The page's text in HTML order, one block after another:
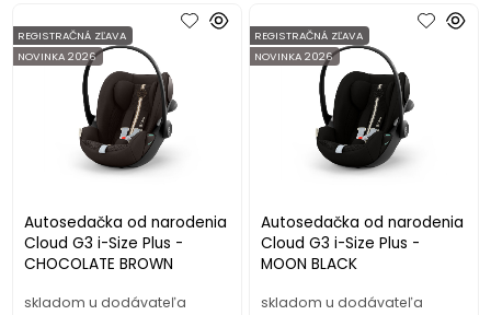
Autosedačka od narodenia
Cloud G3 i-Size Plus -
CHOCOLATE BROWN
REGISTRAČNÁ ZĽAVA
NOVINKA 2026
skladom u dodávateľa
Autosedačka od narodenia
Cloud G3 i-Size Plus -
MOON BLACK
REGISTRAČNÁ ZĽAVA
NOVINKA 2026
skladom u dodávateľa